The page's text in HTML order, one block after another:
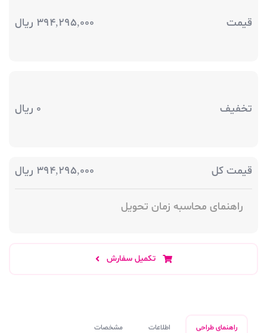
قیمت 394,295,000 ریال
تخفیف 0 ریال
قیمت کل 394,295,000 ریال
راهنمای محاسبه زمان تحویل
تکمیل سفارش
راهنمای طراحی اطلاعات مشخصات